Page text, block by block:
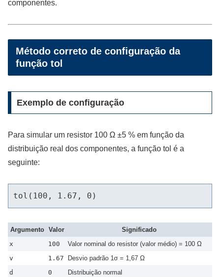
componentes.
Método correto de configuração da
função tol
Exemplo de configuração
Para simular um resistor 100 Ω ±5 % em função da
distribuição real dos componentes, a função tol é a
seguinte:
Argumento Valor
Significado
x
100
Valor nominal do resistor (valor médio) = 100 Ω
v
1.67
Desvio padrão 1σ = 1,67 Ω
d
0 Distribuição normal